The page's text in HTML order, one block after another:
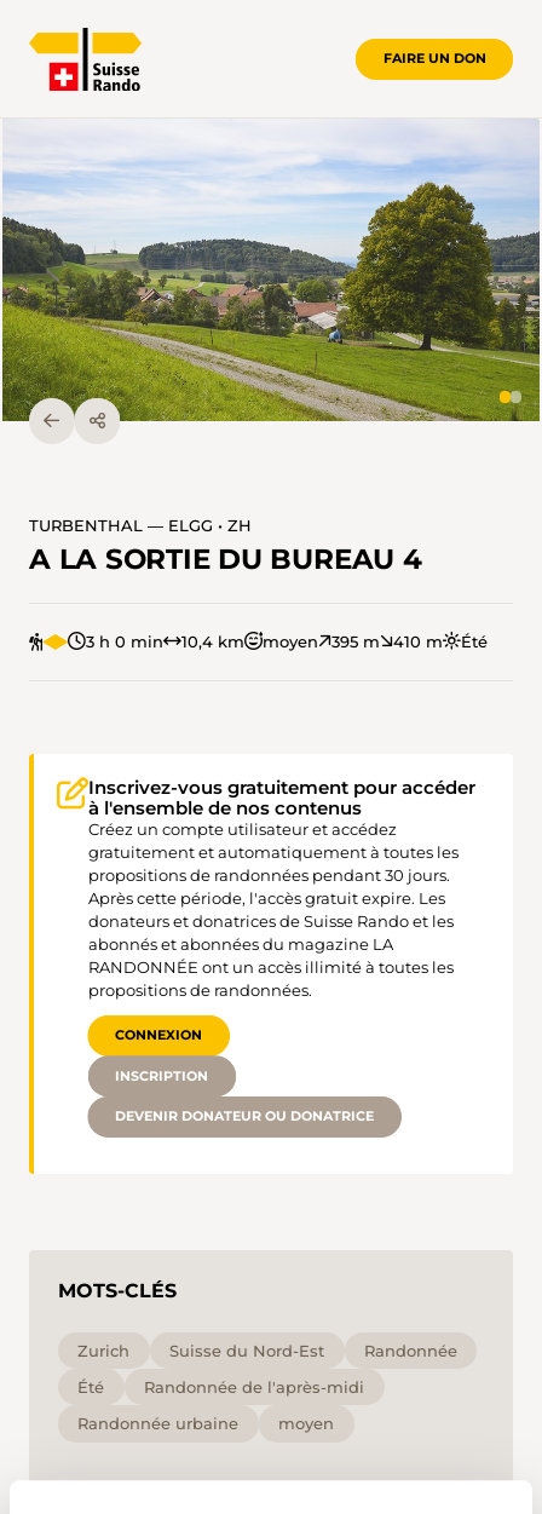
FAIRE UN DON
TURBENTHAL — ELGG • ZH
A LA SORTIE DU BUREAU 4
3 h 0 min 10,4 km moyen 395 m 410 m Été
Inscrivez-vous gratuitement pour accéder
à l'ensemble de nos contenus
Créez un compte utilisateur et accédez
gratuitement et automatiquement à toutes les
propositions de randonnées pendant 30 jours.
Après cette période, l'accès gratuit expire. Les
donateurs et donatrices de Suisse Rando et les
abonnés et abonnées du magazine LA
RANDONNÉE ont un accès illimité à toutes les
propositions de randonnées.
CONNEXION
INSCRIPTION
DEVENIR DONATEUR OU DONATRICE
MOTS-CLÉS
Zurich Suisse du Nord-Est
Randonnée
Été
Randonnée de l'après-midi
Randonnée urbaine
moyen